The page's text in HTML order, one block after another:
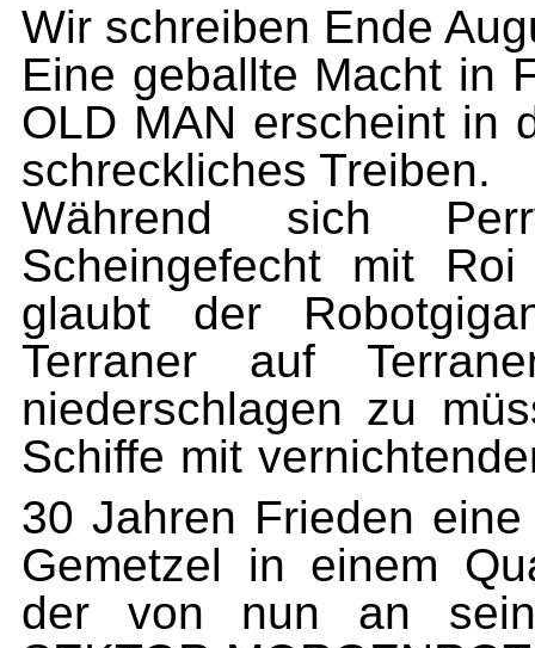
Wir schreiben Ende
Eine geballte Macht in
OLD MAN erscheint in
schreckliches Treiben.
Während sich
Scheingefecht mit
glaubt der
Terraner auf
niederschlagen zu
Schiffe mit
30 Jahren Frieden
Ge­metzel in einem
der von nun an